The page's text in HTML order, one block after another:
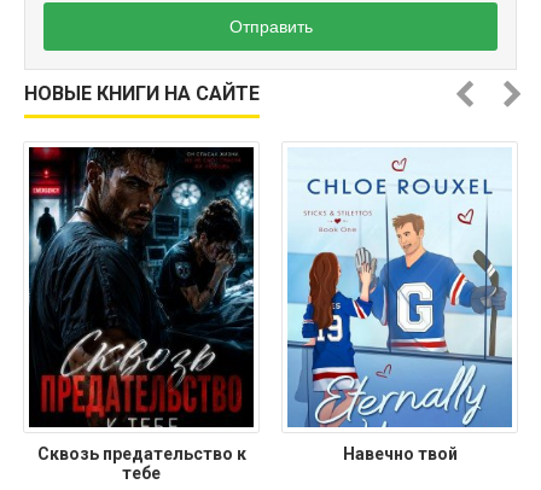
Отправить
НОВЫЕ КНИГИ НА САЙТЕ
Сквозь предательство к
тебе
Навечно твой